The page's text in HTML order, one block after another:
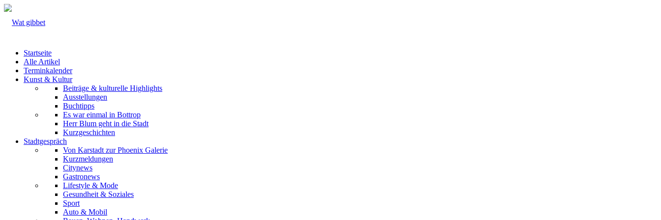
Startseite
Alle Artikel
Terminkalender
Kunst & Kultur
Beiträge & kulturelle Highlights
Ausstellungen
Buchtipps
Es war einmal in Bottrop
Herr Blum geht in die Stadt
Kurzgeschichten
Stadtgespräch
Von Karstadt zur Phoenix Galerie
Kurzmeldungen
Citynews
Gastronews
Lifestyle & Mode
Gesundheit & Soziales
Sport
Auto & Mobil